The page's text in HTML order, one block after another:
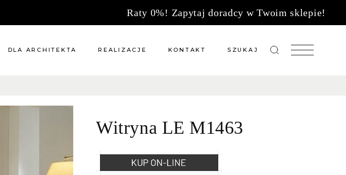
Raty 0%! Zapytaj doradcy w Twoim sklepie!
DLA ARCHITEKTA REALIZACJE KONTAKT
Kuchnie
SZUKAJ
Witryna LE M1463